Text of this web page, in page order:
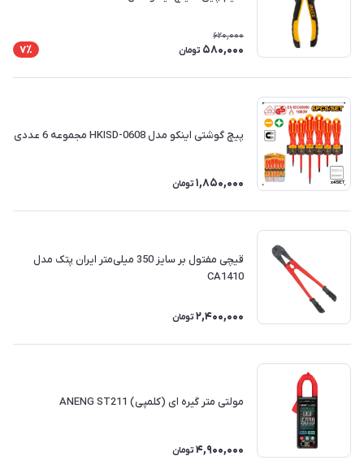
620,000
580,000 تومان 7٪
پیچ گوشتی اینکو مدل HKISD-0608 مجموعه 6 عددی
1,850,000 تومان
قیچی مفتول بر سایز 350 میلی‌متر ایران پتک مدل
CA1410
2,400,000 تومان
مولتی متر گیره ای (کلمپی) ANENG ST211
4,900,000 تومان